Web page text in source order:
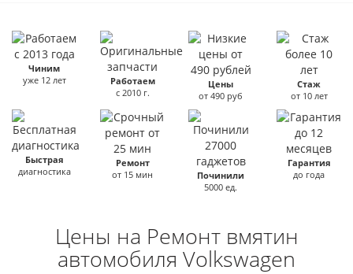
Чиним
уже 12 лет
Работаем
с 2010 г.
Цены
от 490 руб
Стаж
от 10 лет
Быстрая
диагностика
Ремонт
от 15 мин
Починили
5000 ед.
Гарантия
до года
Цены на Ремонт вмятин
автомобиля Volkswagen